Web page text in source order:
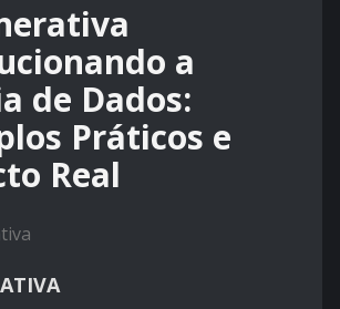
a
de Dados:
Práticos e
Real